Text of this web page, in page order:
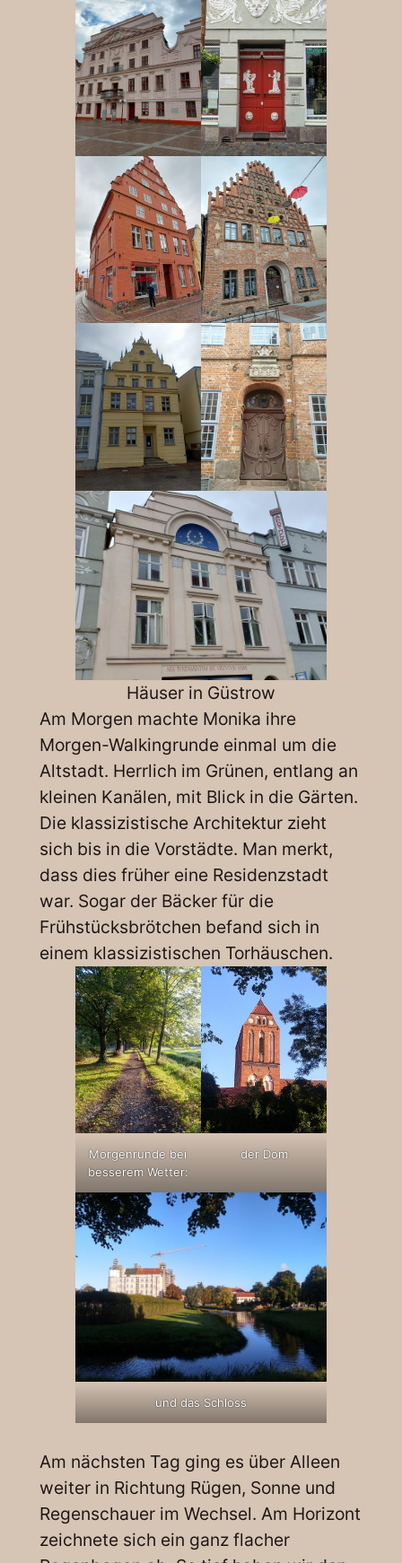
Häuser in Güstrow
Am Morgen machte Monika ihre
Morgen-Walkingrunde einmal um die
Altstadt. Herrlich im Grünen, entlang an
kleinen Kanälen, mit Blick in die Gärten.
Die klassizistische Architektur zieht
sich bis in die Vorstädte. Man merkt,
dass dies früher eine Residenzstadt
war. Sogar der Bäcker für die
Frühstücksbrötchen befand sich in
einem klassizistischen Torhäuschen.
Morgenrunde bei
besserem Wetter:
der Dom
und das Schloss
Am nächsten Tag ging es über Alleen
weiter in Richtung Rügen, Sonne und
Regenschauer im Wechsel. Am Horizont
zeichnete sich ein ganz flacher